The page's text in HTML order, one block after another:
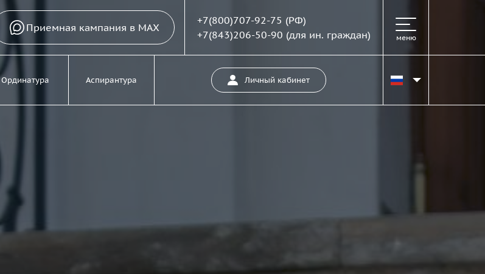
Приемная кампания в MAX
+7(800)707-92-75 (РФ)
+7(843)206-50-90 (для ин. граждан) меню
Ординатура Аспирантура Личный кабинет